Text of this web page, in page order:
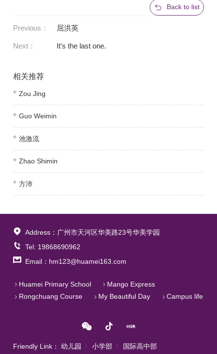
Back to list
Previous： 屈洪英
Next： It's the last one.
相关推荐
Zou Jing
Guo Weimin
池激流
Zhao Shimin
方沛
Address：广州市天河区华美路23号华美学园
Tel: 19868690962
Email：hm123@huamei163.com
Huamei Primary School
Mango Express
Rongchuang Course
My Beautiful Day Campus life
Friendly Link： 幼儿园 小学部 国际高中部